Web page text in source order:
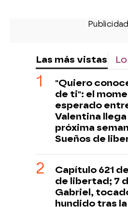
Las más vistas
"Quiero
de ti": el
esperado
Valentina llega
próxima
Sueños de
Capítulo 621
de libertad; 7
Gabriel,
hundido tras